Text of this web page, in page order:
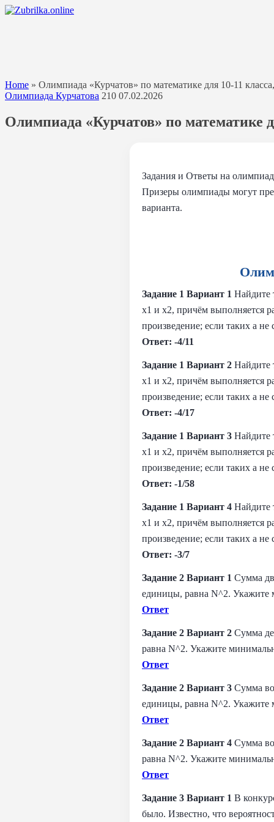
Перейти
Home » Олимпиада «Курчатов» по математике для 10-11
Олимпиада Курчатова 210 07.02.2026
Олимпиада «Курчатов» по математике
Задания и Ответы на
Призеры олимпиады могут
варианта.
Задание 1 Вариант 1 Найдите
x1 и x2, причём выполняется
произведение; если таких a не
Ответ: -4/11
Задание 1 Вариант 2 Найдите
x1 и x2, причём выполняется
произведение; если таких a не
Ответ: -4/17
Задание 1 Вариант 3 Найдите
x1 и x2, причём выполняется
произведение; если таких a не
Ответ: -1/58
Задание 1 Вариант 4 Найдите
x1 и x2, причём выполняется
произведение; если таких a не
Ответ: -3/7
Задание 2 Вариант 1 Сумма
единицы, равна N^2. Укажите
Ответ
Задание 2 Вариант 2 Сумма
равна N^2. Укажите
Ответ
Задание 2 Вариант 3 Сумма
единицы, равна N^2. Укажите
Ответ
Задание 2 Вариант 4 Сумма
равна N^2. Укажите
Ответ
Задание 3 Вариант 1 В
было. Известно, что